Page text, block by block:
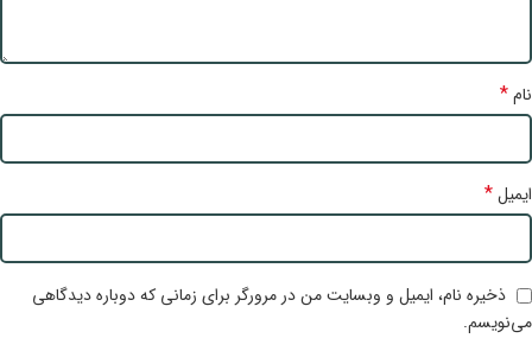
نام*
ایمیل*
ذخیره نام، ایمیل و وبسایت من در مرورگر برای زمانی که دوباره دیدگاهی
می‌نویسم.